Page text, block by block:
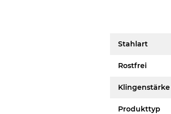
Stahlart
Rostfrei
Klingenstärke
Produkttyp